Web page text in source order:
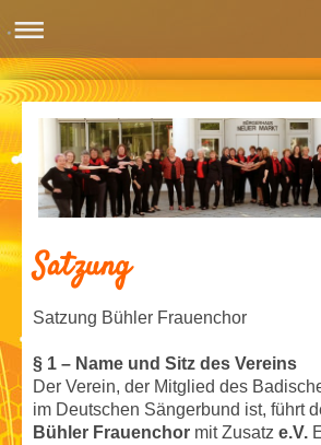
Satzung
Satzung Bühler Frauenchor
§ 1 – Name und Sitz des Vereins
Der Verein, der Mitglied des
im Deutschen Sängerbund ist, führt
Bühler Frauenchor mit Zusatz e.V.